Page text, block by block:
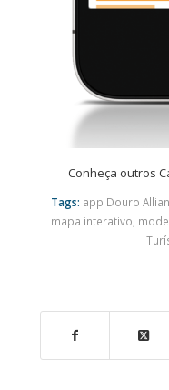
Conheça outros
Tags: app Douro
mapa interativo